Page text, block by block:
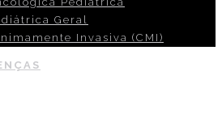
Geral
Invasiva (CMI)